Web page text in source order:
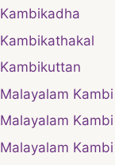
Kambikadha
Kambikathakal
Kambikuttan
Malayalam Kambi
Malayalam
Malayalam